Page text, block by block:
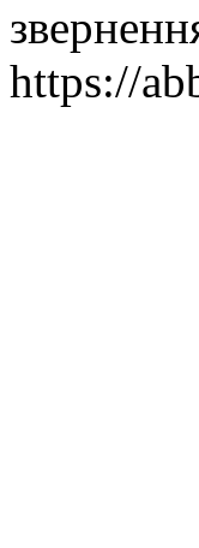
https://